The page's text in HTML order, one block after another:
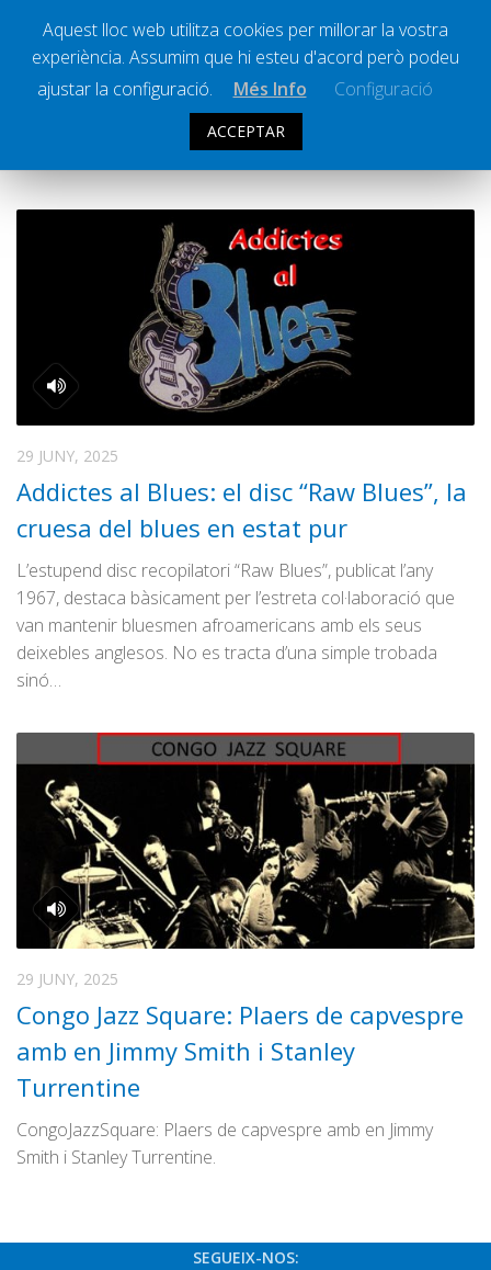
La Banqueta
Transmissions Esportives
Pòdcasts
Vídeos
Graella
Publicitat
Contacte
Ràdio Calella Televisió
ARXIU DIARI:29 JUNY 2025
29 JUNY, 2025
Addictes al Blues: el disc “Raw Blues”, la
cruesa del blues en estat pur
L’estupend disc recopilatori “Raw Blues”, publicat l’any
1967, destaca bàsicament per l’estreta col·laboració que
van mantenir bluesmen afroamericans amb els seus
deixebles anglesos. No es tracta d’una simple trobada
sinó…
29 JUNY, 2025
Congo Jazz Square: Plaers de capvespre
amb en Jimmy Smith i Stanley
Turrentine
CongoJazzSquare: Plaers de capvespre amb en Jimmy
Smith i Stanley Turrentine.
SEGUEIX-NOS:
Aquest lloc web utilitza cookies per millorar la vostra
experiència. Assumim que hi esteu d'acord però podeu
ajustar la configuració.
Més Info Configuració
ACCEPTAR